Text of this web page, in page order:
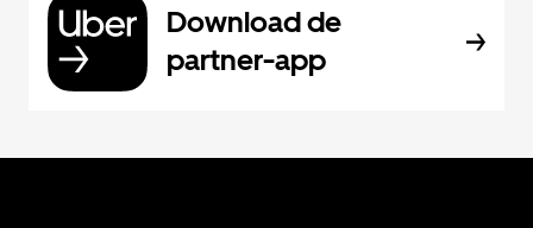
Download de
partner-app